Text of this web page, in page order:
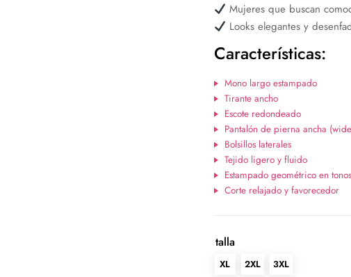
Mujeres que buscan
Looks elegantes y
Características:
Mono largo estampado
Tirante ancho
Escote redondeado
Pantalón de pierna ancha
Bolsillos laterales
Tejido ligero y fluido
Estampado geométrico en
Corte relajado y favorecedor
talla
XL 2XL 3XL